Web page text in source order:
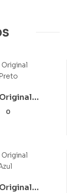
0